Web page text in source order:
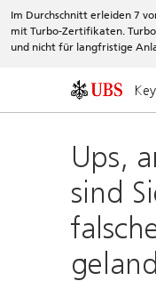
Im Durchschnitt erleiden 7
mit Turbo-Zertifikaten.
und nicht für langfristige
Ups,
sind